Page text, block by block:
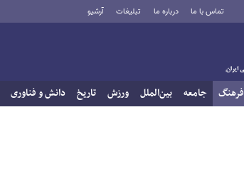
تماس با ما درباره ما تبلیغات آرشیو
فرهنگ جامعه بین‌الملل ورزش تاریخ دانش و فناوری